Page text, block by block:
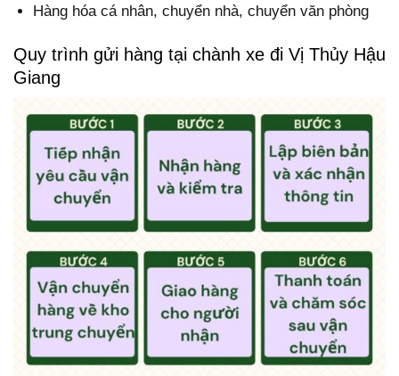
Hàng hóa cá nhân, chuyển nhà, chuyển văn phòng
Quy trình gửi hàng tại chành xe đi Vị Thủy Hậu
Giang